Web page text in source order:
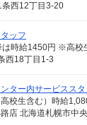
西12丁目3-20
ッフ
西18丁目1-3
ター内サービススタ
店 北海道札幌市中